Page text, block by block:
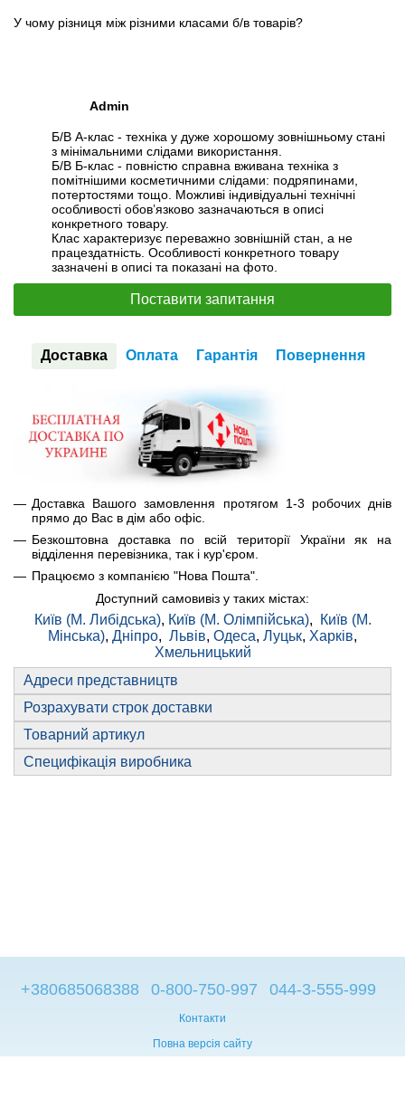
У чому різниця між різними класами б/в товарів?
Admin
Б/В А-клас - техніка у дуже хорошому зовнішньому стані
з мінімальними слідами використання.
Б/В Б-клас - повністю справна вживана техніка з
помітнішими косметичними слідами: подряпинами,
потертостями тощо. Можливі індивідуальні технічні
особливості обов’язково зазначаються в описі
конкретного товару.
Клас характеризує переважно зовнішній стан, а не
працездатність. Особливості конкретного товару
зазначені в описі та показані на фото.
Поставити запитання
Доставка Оплата Гарантія Повернення
Доставка Вашого замовлення протягом 1-3 робочих днів
прямо до Вас в дім або офіс.
Безкоштовна доставка по всій території України як на
відділення перевізника, так і кур'єром.
Працюємо з компанією "Нова Пошта".
Доступний самовивіз у таких містах:
Київ (М. Либідська), Київ (М. Олімпійська),
Київ (М.
Мінська), Дніпро, Львів, Одеса, Луцьк, Харків,
Хмельницький
Адреси представництв
Розрахувати строк доставки
Товарний артикул
Специфікація виробника
+380685068388 0-800-750-997 044-3-555-999
Контакти
Повна версія сайту